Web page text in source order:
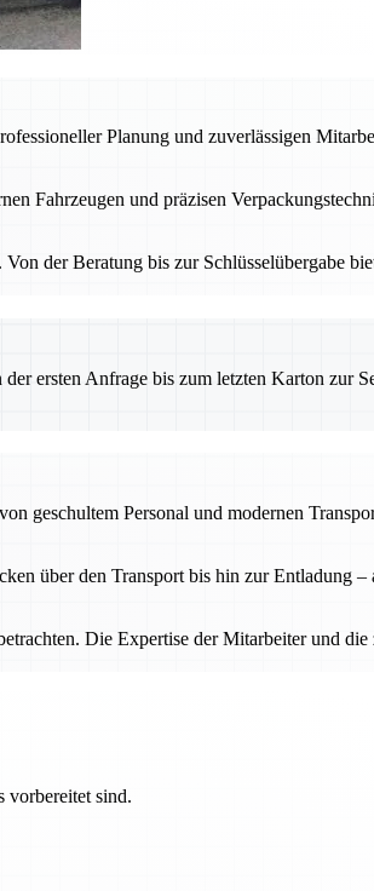
Planung und zuverlässigen
Fahrzeugen und präzisen
der Beratung bis zur Schlüsselübergabe
ersten Anfrage bis zum letzten Karton zur
geschultem Personal und modernen
über den Transport bis hin zur Entladung
Die Expertise der Mitarbeiter und
vorbereitet sind.